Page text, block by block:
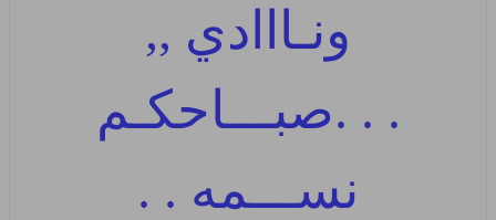
ونـااادي ,,
. . .صبـــاحكـم
نســـمه . .